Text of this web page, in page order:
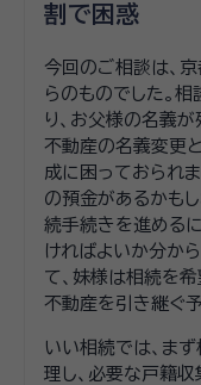
割で困惑
今回のご相談は、
らのものでした。
り、お父様の名義
不動産の名義変更
成に困っておられ
の預金があるかも
続手続きを進める
ければよいか分か
て、妹様は相続を
不動産を引き継ぐ予
いい相続では、ま
理し、必要な戸籍